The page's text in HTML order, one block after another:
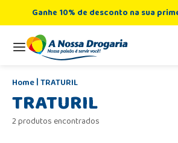
Ganhe 10% de desconto na sua
TRATURIL
TRATURIL
2 produtos encontrados